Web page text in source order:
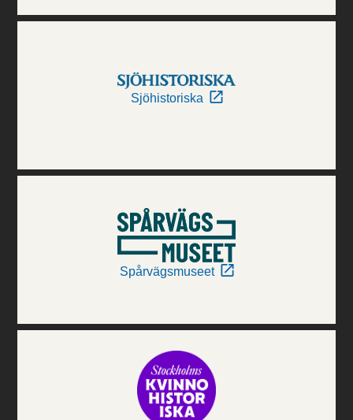
Sjöhistoriska
Spårvägsmuseet